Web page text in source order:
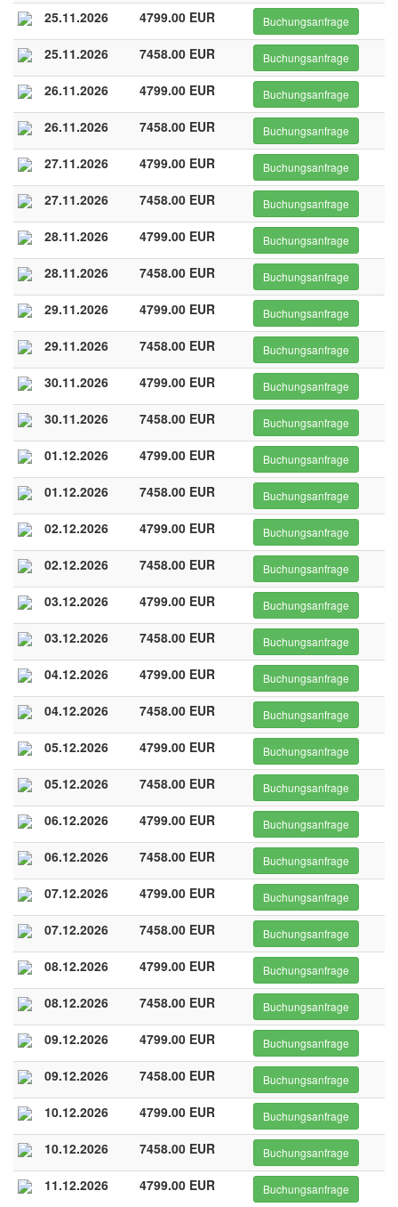
25.11.2026 4799.00 EUR Buchungsanfrage
25.11.2026 7458.00 EUR Buchungsanfrage
26.11.2026 4799.00 EUR Buchungsanfrage
26.11.2026 7458.00 EUR Buchungsanfrage
27.11.2026 4799.00 EUR Buchungsanfrage
27.11.2026 7458.00 EUR Buchungsanfrage
28.11.2026 4799.00 EUR Buchungsanfrage
28.11.2026 7458.00 EUR Buchungsanfrage
29.11.2026 4799.00 EUR Buchungsanfrage
29.11.2026 7458.00 EUR Buchungsanfrage
30.11.2026 4799.00 EUR Buchungsanfrage
30.11.2026 7458.00 EUR Buchungsanfrage
01.12.2026 4799.00 EUR Buchungsanfrage
01.12.2026 7458.00 EUR Buchungsanfrage
02.12.2026 4799.00 EUR Buchungsanfrage
02.12.2026 7458.00 EUR Buchungsanfrage
03.12.2026 4799.00 EUR Buchungsanfrage
03.12.2026 7458.00 EUR Buchungsanfrage
04.12.2026 4799.00 EUR Buchungsanfrage
04.12.2026 7458.00 EUR Buchungsanfrage
05.12.2026 4799.00 EUR Buchungsanfrage
05.12.2026 7458.00 EUR Buchungsanfrage
06.12.2026 4799.00 EUR Buchungsanfrage
06.12.2026 7458.00 EUR Buchungsanfrage
07.12.2026 4799.00 EUR Buchungsanfrage
07.12.2026 7458.00 EUR Buchungsanfrage
08.12.2026 4799.00 EUR Buchungsanfrage
08.12.2026 7458.00 EUR Buchungsanfrage
09.12.2026 4799.00 EUR Buchungsanfrage
09.12.2026 7458.00 EUR Buchungsanfrage
10.12.2026 4799.00 EUR Buchungsanfrage
10.12.2026 7458.00 EUR Buchungsanfrage
11.12.2026 4799.00 EUR Buchungsanfrage